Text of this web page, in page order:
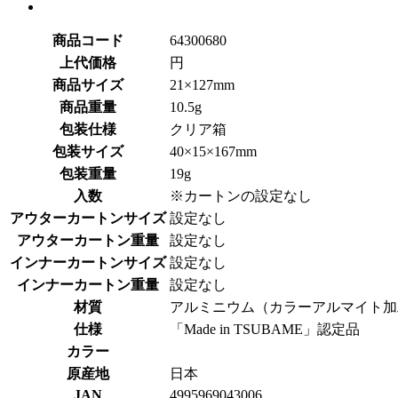
商品コード
64300680
上代価格
円
商品サイズ
21×127mm
商品重量
10.5g
包装仕様
クリア箱
包装サイズ
40×15×167mm
包装重量
19g
入数
※カートンの設定なし
アウターカートンサイズ 設定なし
アウターカートン重量
設定なし
インナーカートンサイズ 設定なし
インナーカートン重量
設定なし
材質
アルミニウム（カラーアルマイト
仕様
「Made in TSUBAME」認定品
カラー
原産地
日本
JAN
4995969043006